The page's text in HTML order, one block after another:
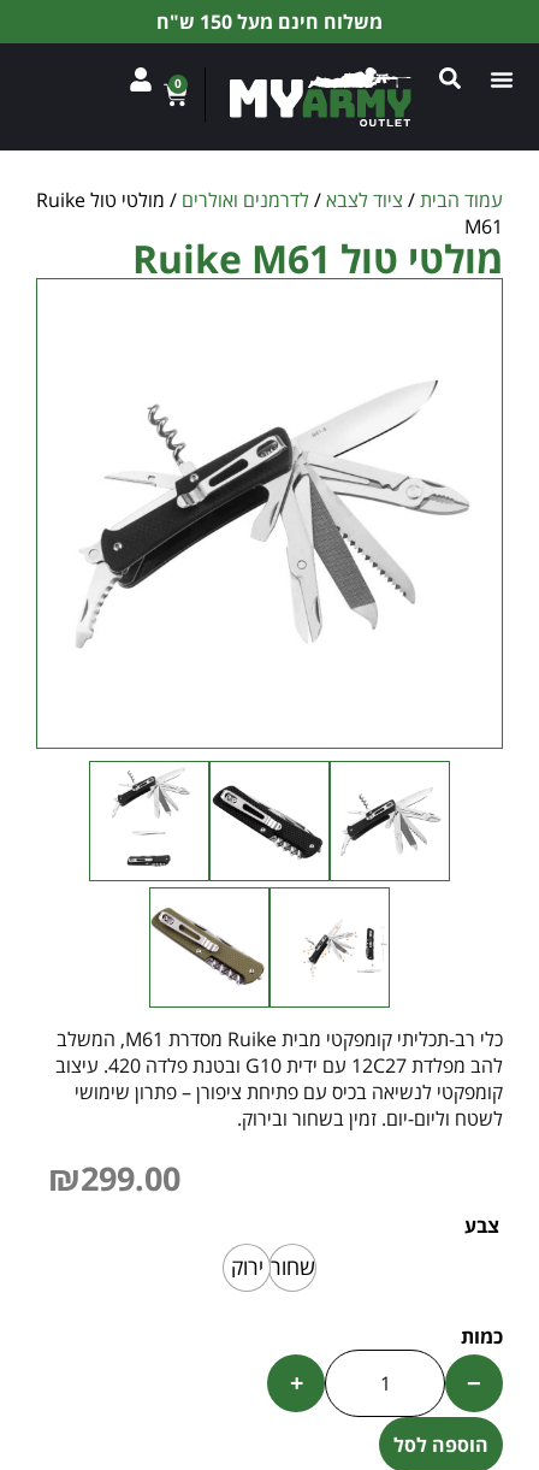
משלוח חינם מעל 150 ש"ח
0
עמוד הבית/ ציוד לצבא/לדרמנים ואולרים
/ מולטי טול Ruike
M61
מולטי טול Ruike M61
כלי רב-תכליתי קומפקטי מבית Ruike מסדרת M61, המשלב
להב מפלדת 12C27 עם ידית G10 ובטנת פלדה 420. עיצוב
קומפקטי לנשיאה בכיס עם פתיחת ציפורן – פתרון שימושי
לשטח וליום-יום. זמין בשחור ובירוק.
₪299.00
צבע
שחור ירוק
−
+
הוספה לסל